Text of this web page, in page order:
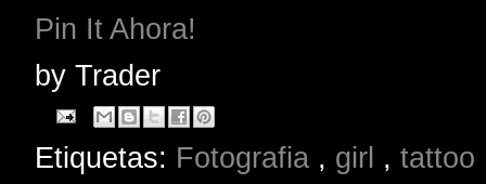
Pin It Ahora!
by Trader
Etiquetas: Fotografia , girl , tattoo